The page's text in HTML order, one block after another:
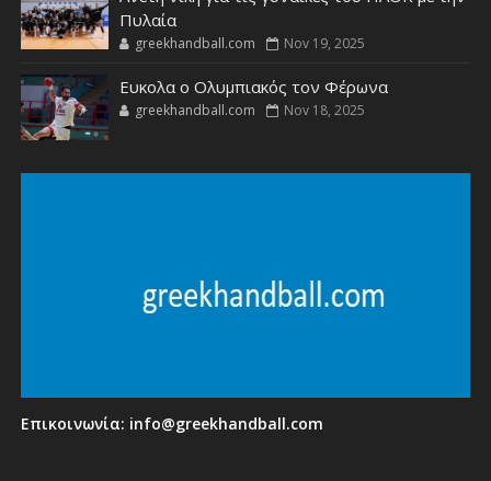
Πυλαία
greekhandball.com Nov 19, 2025
Ευκολα ο Ολυμπιακός τον Φέρωνα
greekhandball.com Nov 18, 2025
Επικοινωνία: info@greekhandball.com